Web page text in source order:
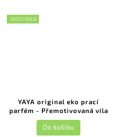
NOVINKA
YAYA original eko prací
parfém - Přemotivovaná víla
Do košíku